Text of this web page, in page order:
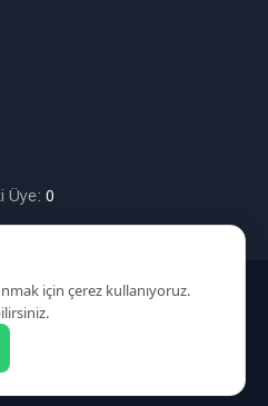
Üye: 0
226
2025
için çerez kullanıyoruz.